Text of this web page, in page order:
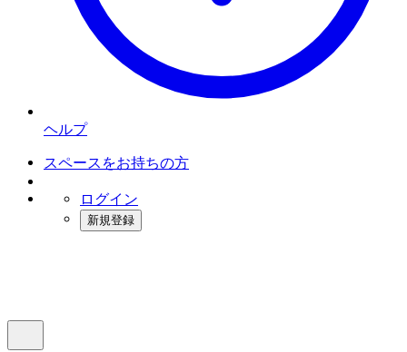
ヘルプ
スペースをお持ちの方
ログイン
新規登録